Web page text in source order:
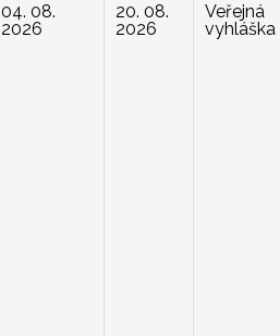
04. 08.
2026
20. 08.
2026
Veřejná
vyhláška